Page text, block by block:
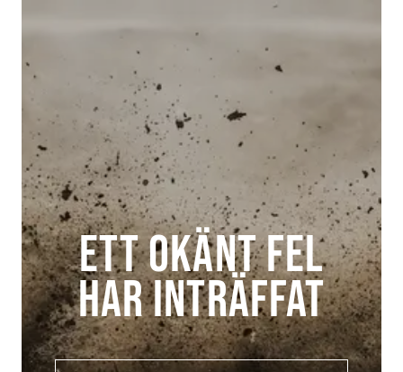
Ett okänt fel
har inträffat